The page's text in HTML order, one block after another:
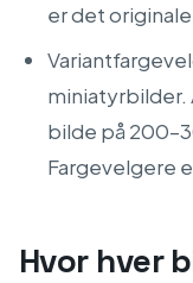
er det
miniatyrbilder.
bilde på
Fargevelgere
Hvor hver